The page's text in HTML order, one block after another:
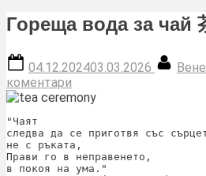
Гореща вода за чай
Posted
on
04.12.202403.03.2026
By
коментари
Гореща
чай
茶
"Чаят
следва да се приготвя със
не с ръката,
Прави го в неправенето,
в покоя на ума."